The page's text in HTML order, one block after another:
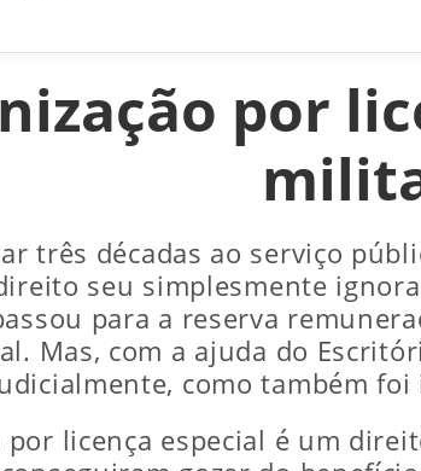
por
três décadas ao serviço
seu simplesmente
para a reserva
Mas, com a ajuda do
como também
por licença especial é um